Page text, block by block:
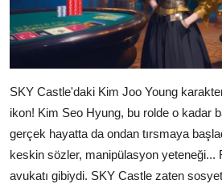
SKY Castle'daki Kim Joo Young
ikon! Kim Seo Hyung, bu rolde o kadar
gerçek hayatta da ondan tırsmaya
keskin sözler, manipülasyon yeteneği...
avukatı gibiydi. SKY Castle zaten